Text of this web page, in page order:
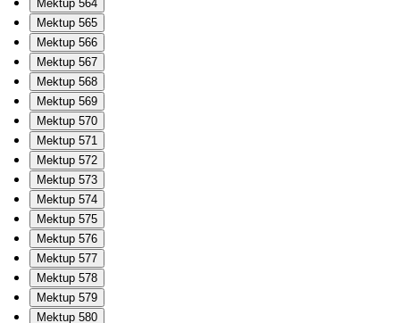
Mektup 564
Mektup 565
Mektup 566
Mektup 567
Mektup 568
Mektup 569
Mektup 570
Mektup 571
Mektup 572
Mektup 573
Mektup 574
Mektup 575
Mektup 576
Mektup 577
Mektup 578
Mektup 579
Mektup 580